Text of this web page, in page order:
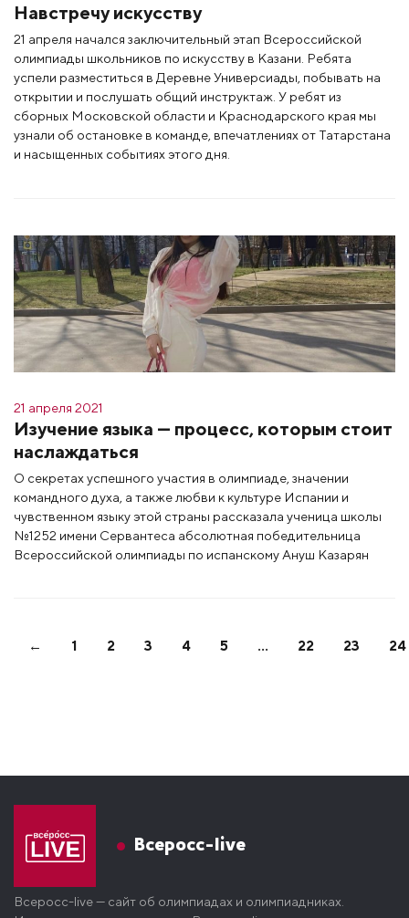
Навстречу искусству
21 апреля начался заключительный этап Всероссийской
олимпиады школьников по искусству в Казани. Ребята
успели разместиться в Деревне Универсиады, побывать на
открытии и послушать общий инструктаж. У ребят из
сборных Московской области и Краснодарского края мы
узнали об остановке в команде, впечатлениях от Татарстана
и насыщенных событиях этого дня.
21 апреля 2021
Изучение языка — процесс, которым стоит
наслаждаться
О секретах успешного участия в олимпиаде, значении
командного духа, а также любви к культуре Испании и
чувственном языку этой страны рассказала ученица школы
№1252 имени Сервантеса абсолютная победительница
Всероссийской олимпиады по испанскому Ануш Казарян
← 1 2 3 4 5 … 22 23 24
Всеросс-live
Всеросс-live — сайт об олимпиадах и олимпиадниках.